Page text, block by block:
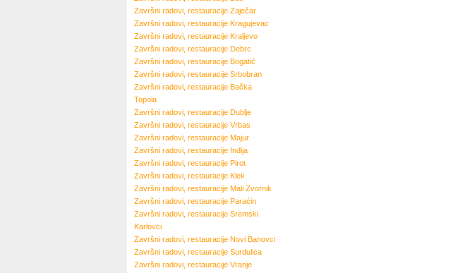
Završni radovi, restauracije Zaječar
Završni radovi, restauracije Kragujevac
Završni radovi, restauracije Kraljevo
Završni radovi, restauracije Debrc
Završni radovi, restauracije Bogatić
Završni radovi, restauracije Srbobran
Završni radovi, restauracije Bačka
Topola
Završni radovi, restauracije Dublje
Završni radovi, restauracije Vrbas
Završni radovi, restauracije Majur
Završni radovi, restauracije Inđija
Završni radovi, restauracije Pirot
Završni radovi, restauracije Klek
Završni radovi, restauracije Mali Zvornik
Završni radovi, restauracije Paraćin
Završni radovi, restauracije Sremski
Karlovci
Završni radovi, restauracije Novi Banovci
Završni radovi, restauracije Surdulica
Završni radovi, restauracije Vranje